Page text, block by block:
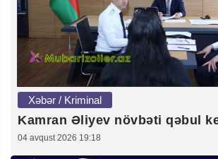
Xəbər / Kriminal
Kamran Əliyev növbəti qəbul
04 avqust 2026 19:18